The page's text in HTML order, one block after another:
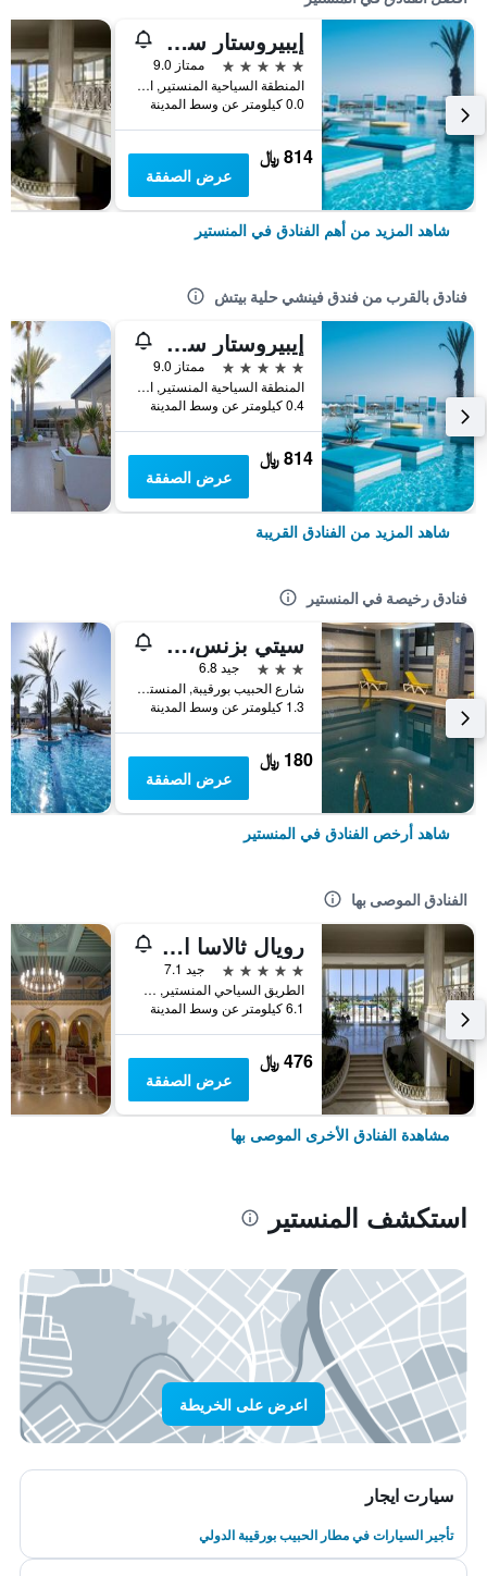
إيبيروستار سيليكشن قوريا بالاس
5 نجوم
ممتاز 9.0
المنطقة السياحية المنستير, المنستير, تونس
0.0 كيلومتر عن وسط المدينة
814 ﷼
عرض الصفقة
شاهد المزيد من أهم الفنادق في المنستير
فنادق بالقرب من فندق فينشي حلية بيتش
إيبيروستار سيليكشن قوريا بالاس
5 نجوم
ممتاز 9.0
المنطقة السياحية المنستير, المنستير, تونس
0.4 كيلومتر عن وسط المدينة
814 ﷼
عرض الصفقة
شاهد المزيد من الفنادق القريبة
فنادق رخيصة في المنستير
سيتي بزنس، مركز المنستير
3 نجوم
جيد 6.8
شارع الحبيب بورقيبة, المنستير, تونس
1.3 كيلومتر عن وسط المدينة
180 ﷼
عرض الصفقة
شاهد أرخص الفنادق في المنستير
الفنادق الموصى بها
رويال ثالاسا المونستير
5 نجوم
جيد 7.1
الطريق السياحي المنستير, ص.ب 75, المنستير, تونس
6.1 كيلومتر عن وسط المدينة
476 ﷼
عرض الصفقة
مشاهدة الفنادق الأخرى الموصى بها
استكشف المنستير
اعرض على الخريطة
سيارت ايجار
تأجير السيارات في مطار الحبيب بورقيبة الدولي